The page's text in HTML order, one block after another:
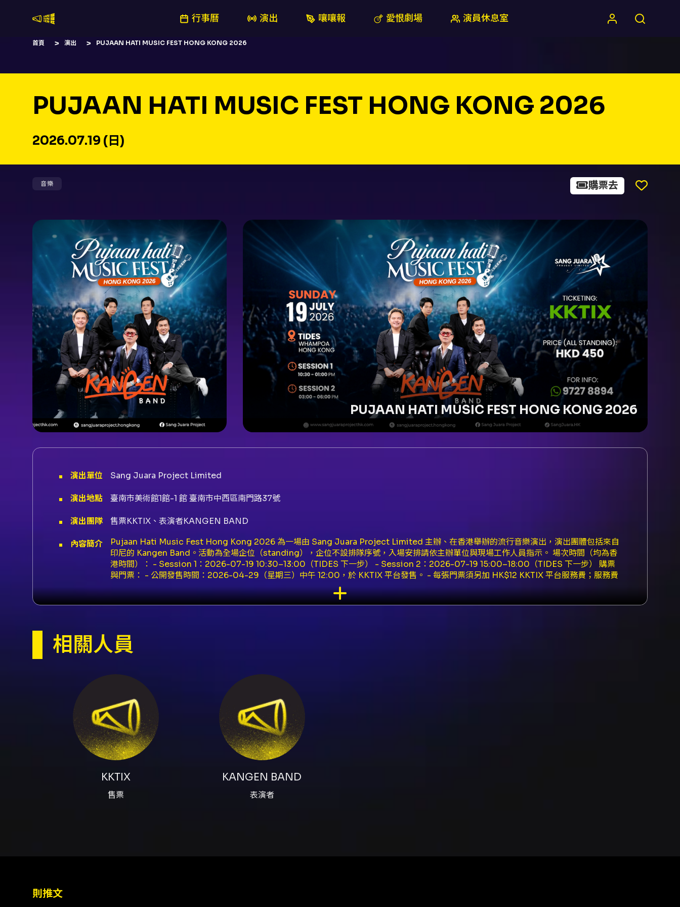
行事曆 演出 嚷嚷報 愛恨劇場 演員休息室
首頁 演出 PUJAAN HATI MUSIC FEST HONG KONG 2026
PUJAAN HATI MUSIC FEST HONG KONG 2026
2026.07.19 (日)
音樂 購票去
PUJAAN HATI MUSIC FEST HONG KONG 2026
演出單位 Sang Juara Project Limited
演出地點 臺南市美術館1館-1 館 臺南市中西區南門路37號
演出團隊 售票KKTIX、表演者KANGEN BAND
內容簡介
Pujaan Hati Music Fest Hong Kong 2026 為一場由 Sang Juara Project Limited 主辦、在香港舉辦的流行音樂演出，演出團體包括來自
印尼的 Kangen Band。活動為全場企位（standing），企位不設排隊序號，入場安排請依主辦單位與現場工作人員指示。 場次時間（均為香
港時間）： - Session 1：2026-07-19 10:30–13:00（TIDES 下一步） - Session 2：2026-07-19 15:00–18:00（TIDES 下一步） 購票
與門票： - 公開發售時間：2026-04-29（星期三）中午 12:00，於 KKTIX 平台發售。 - 每張門票須另加 HK$12 KKTIX 平台服務費；服務費
於任何情況下不獲退還。 - 只發行電子門票（e-ticket）。成功購票後可於 KKTIX App 或 KKTIX 網站查看並出示 QR Code 入場。 - 購票須
為 KKTIX 會員；請先免費註冊並完成電子郵件驗證以順利購票。 - 支付方式僅接受 VISA / Mastercard / UnionPay 信用卡。 - 訂單一旦成
立，不接受更改、取消或退款。 入場與場地規定（摘要）： - 企位觀眾限制：年齡須 17 歲或以上，且身高須 145 公分或以上（standing
野完全無阻礙。 禁止攜帶或使用之物品與行為（摘要）： - 未獲授權之拍攝、錄影或錄音；專業相機、GoPro、運動相機、錄影/錄音設備及平
板電腦、自拍桿。 - 橫幅、海報、旗幟、標誌或其他未獲授權之宣傳物料；任何體積超過 38cm x 30cm x 20cm 的個人物品；玻璃、罐頭、
吸煙（包括電子煙）、攜帶或使用非法藥物、動物（導盲犬及警犬除外）。 聯絡與查詢： - 如需向主辦單位查詢活動訊息，可使用主辦單位提
供的聯絡方式（頁面列有電話）。 - 票務查詢可透過 KKTIX Facebook (KKTIX Hong Kong) 或 KKTIX Instagram (@kktix_hk)。
注意事項
- 年齡與身高限制：企位觀眾須年滿 17 歲且身高須達 145 公分或以上。 - 入場程序：所有觀眾須接受袋子檢查，離場後不可重入場。 - 門票規
則：每張門票只供一人使用；門票必須從官方票務（KKTIX）購買；遺失或損毀門票概不補發。 - 電子票與驗證：僅發行電子票，入場時須以
KKTIX App 出示 QR Code，請確保入場前手機可上網以開啟票券。 - 付款與費用：僅接受 VISA / Mastercard / UnionPay；每張票加收
HK$12 平台服務費，服務費不設退還。 - 攝錄限制：場內嚴禁未授權拍攝、錄影、錄音、直播及使用閃光燈；如被發現，工作人員有權立即刪
除相關資料。 - 禁帶物品：請遵守頁面列出的違禁物品清單，超大包、專業攝錄設備、外來飲食等均不可帶入場。 - 退款與改期：已售門票不設
退票、退款或更改，主辦有權隨時變更或終止活動安排。 - 票務安全建議：購票請勿透過未授權渠道，避免詐騙或無法入場之風險；KKTIX 建
議註冊時盡量不要使用 Yahoo 或 Hotmail 以避免收不到訂單確認郵件。 - 遲到與入場：主辦或場館有權拒絕遲到者入場，並決定其入場時間
與方式。 - 特殊效果：演出可能使用強光或煙霧，孕婦、患呼吸系統或光敏相關疾病者請斟酌參與並留意現場醫療協助。
相關人員
KKTIX
售票
KANGEN BAND
表演者
則推文